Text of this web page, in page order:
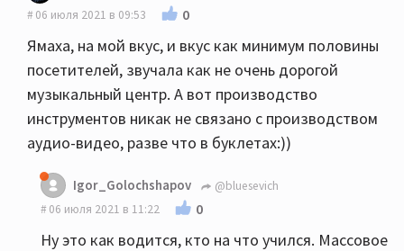
06 июля 2021 в 09:53
0
Ямаха, на мой вкус, и вкус как минимум половины
посетителей, звучала как не очень дорогой
музыкальный центр. А вот производство
инструментов никак не связано с производством
аудио-видео, разве что в буклетах:))
Igor_Golochshapov
@bluesevich
06 июля 2021 в 11:22
0
Ну это как водится, кто на что учился. Массовое